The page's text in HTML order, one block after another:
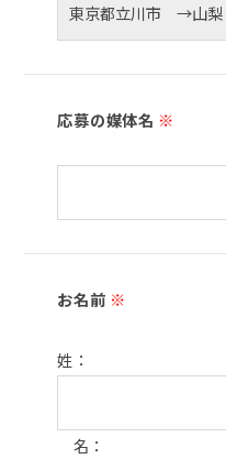
応募の媒体名 ※
お名前 ※
姓：
名：